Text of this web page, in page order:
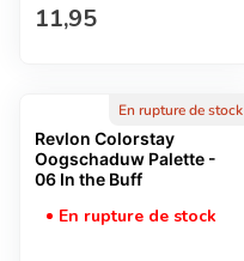
Prix normal
11,95
En rupture de stock
Revlon Colorstay
Oogschaduw Palette -
06 In the Buff
En rupture de stock